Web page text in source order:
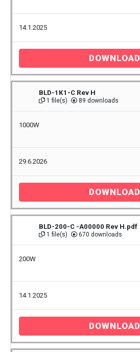
14.1.2025
DOWNLOAD
BLD-1K1-C Rev H
1 file(s) 89 downloads
1000W
29.6.2026
DOWNLOAD
BLD-200-C -A00000 Rev H.pdf
1 file(s) 670 downloads
200W
14.1.2025
DOWNLOAD